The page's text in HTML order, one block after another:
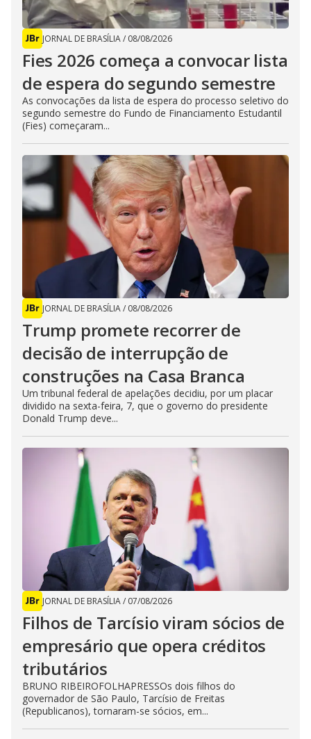
JORNAL DE BRASÍLIA/ 08/08/2026
Fies 2026 começa a convocar lista
de espera do segundo semestre
As convocações da lista de espera do processo seletivo do
segundo semestre do Fundo de Financiamento Estudantil
(Fies) começaram...
JORNAL DE BRASÍLIA/ 08/08/2026
Trump promete recorrer de
decisão de interrupção de
construções na Casa Branca
Um tribunal federal de apelações decidiu, por um placar
dividido na sexta-feira, 7, que o governo do presidente
Donald Trump deve...
JORNAL DE BRASÍLIA/ 07/08/2026
Filhos de Tarcísio viram sócios de
empresário que opera créditos
tributários
BRUNO RIBEIROFOLHAPRESSOs dois filhos do
governador de São Paulo, Tarcísio de Freitas
(Republicanos), tornaram-se sócios, em...